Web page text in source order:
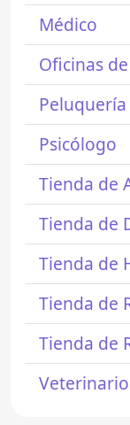
Médico
Oficinas
Peluquería
Psicólogo
Tienda de
Tienda de
Tienda de
Tienda de
Tienda de
Veterinario